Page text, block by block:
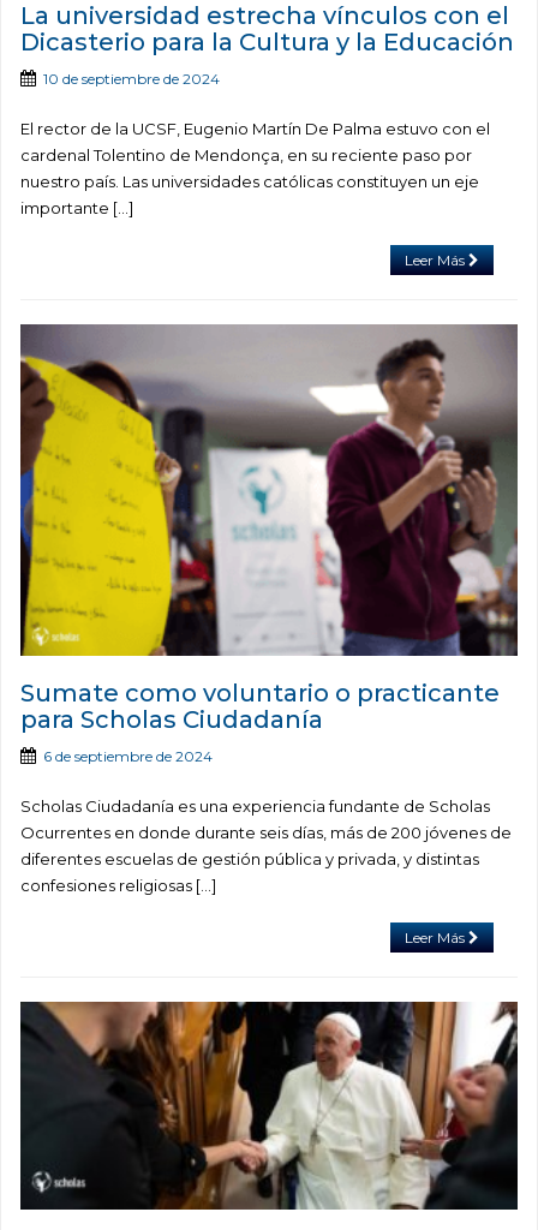
La universidad estrecha vínculos con el
Dicasterio para la Cultura y la Educación
10 de septiembre de 2024
El rector de la UCSF, Eugenio Martín De Palma estuvo con el
cardenal Tolentino de Mendonça, en su reciente paso por
nuestro país. Las universidades católicas constituyen un eje
importante […]
Leer Más
Sumate como voluntario o practicante
para Scholas Ciudadanía
6 de septiembre de 2024
Scholas Ciudadanía es una experiencia fundante de Scholas
Ocurrentes en donde durante seis días, más de 200 jóvenes de
diferentes escuelas de gestión pública y privada, y distintas
confesiones religiosas […]
Leer Más